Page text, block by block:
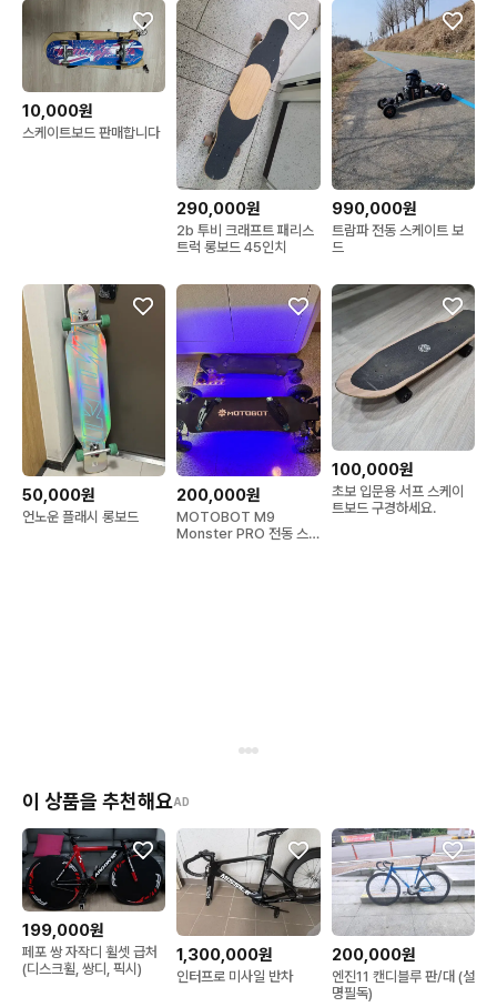
10,000원
스케이트보드 판매합니다
290,000원
2b 투비 크래프트 패리스
트럭 롱보드 45인치
990,000원
트람파 전동 스케이트 보
드
50,000원
언노운 플래시 롱보드
200,000원
MOTOBOT M9
Monster PRO 전동 스
100,000원
초보 입문용 서프 스케이
트보드 구경하세요.
이 상품을 추천해요AD
199,000원
페포 쌍 자작디 휠셋 급처
(디스크휠, 쌍디, 픽시)
1,300,000원
인터프로 미사일 반차
200,000원
엔진11 캔디블루 판/대 (설
명필독)